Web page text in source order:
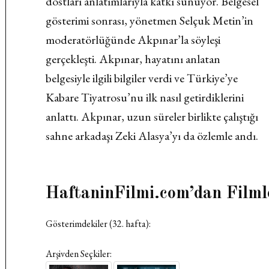
gösterimi sonrası, yönetmen Selçuk Metin’in
moderatörlüğünde Akpınar’la söyleşi
gerçekleşti. Akpınar, hayatını anlatan
belgesiyle ilgili bilgiler verdi ve Türkiye’ye
Kabare Tiyatrosu’nu ilk nasıl getirdiklerini
anlattı. Akpınar, uzun süreler birlikte çalıştığı
sahne arkadaşı Zeki Alasya’yı da özlemle andı.
HaftaninFilmi.com’dan
Gösterimdekiler (32. hafta):
Arşivden Seçkiler: